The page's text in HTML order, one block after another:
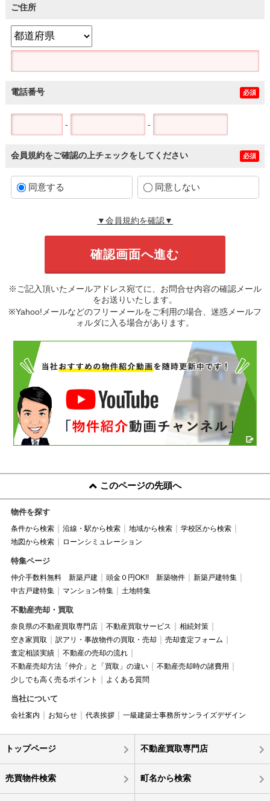
ご住所
電話番号 必須
- -
会員規約をご確認の上チェックをしてください 必須
同意する 同意しない
▼会員規約を確認▼
※ご記入頂いたメールアドレス宛てに、お問合せ内容の確認メール
をお送りいたします。
※Yahoo!メールなどのフリーメールをご利用の場合、迷惑メールフ
ォルダに入る場合があります。
このページの先頭へ
物件を探す
条件から検索 沿線・駅から検索 地域から検索
学校区から検索
地図から検索
ローンシミュレーション
特集ページ
仲介手数料無料 新築戸建 頭金０円OK!! 新築物件
新築戸建特集
中古戸建特集
マンション特集 土地特集
不動産売却・買取
奈良県の不動産買取専門店 不動産買取サービス
相続対策
空き家買取
訳アリ・事故物件の買取・売却
売却査定フォーム
査定相談実績
不動産の売却の流れ
不動産売却方法「仲介」と「買取」の違い
不動産売却時の諸費用
少しでも高く売るポイント
よくある質問
当社について
会社案内 お知らせ 代表挨拶 一級建築士事務所サンライズデザイン
トップページ 不動産買取専門店
売買物件検索 町名から検索